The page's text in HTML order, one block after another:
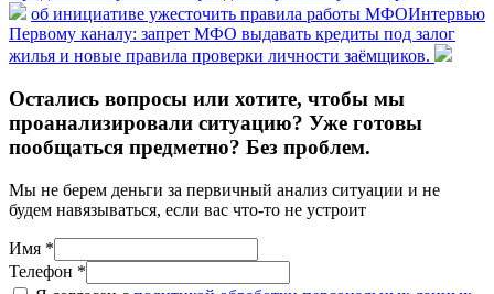
об инициативе ужесточить правила работы МФОИнтервью
Первому каналу: запрет МФО выдавать кредиты под залог
жилья и новые правила проверки личности заёмщиков.
Остались вопросы или хотите, чтобы мы
проанализировали ситуацию? Уже готовы
пообщаться предметно? Без проблем.
Мы не берем деньги за первичный анализ ситуации и не
будем навязываться, если вас что-то не устроит
Имя *
Телефон *